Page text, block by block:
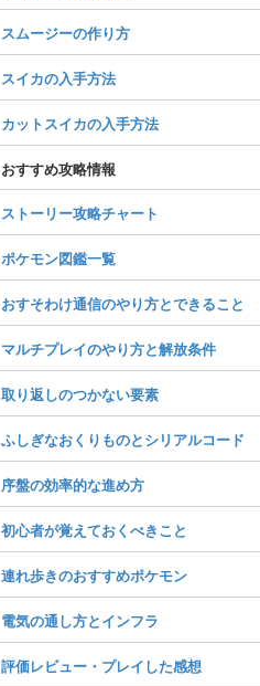
スムージーの作り方
スイカの入手方法
カットスイカの入手方法
おすすめ攻略情報
ストーリー攻略チャート
ポケモン図鑑一覧
おすそわけ通信のやり方とできること
マルチプレイのやり方と解放条件
取り返しのつかない要素
ふしぎなおくりものとシリアルコード
序盤の効率的な進め方
初心者が覚えておくべきこと
連れ歩きのおすすめポケモン
電気の通し方とインフラ
評価レビュー・プレイした感想